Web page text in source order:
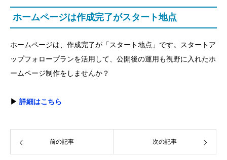
ホームページは作成完了がスタート地点
ホームページは、作成完了が「スタート地点」です。スタートア
ップフォロープランを活用して、公開後の運用も視野に入れたホ
ームページ制作をしませんか？
▶︎ 詳細はこちら
前の記事 次の記事